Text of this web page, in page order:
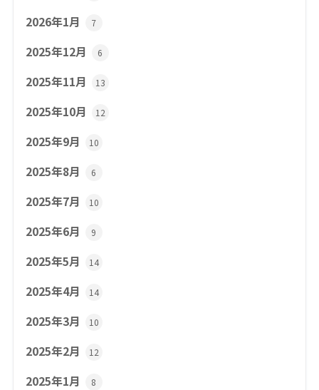
2026年1月 7
2025年12月 6
2025年11月 13
2025年10月 12
2025年9月 10
2025年8月 6
2025年7月 10
2025年6月 9
2025年5月 14
2025年4月 14
2025年3月 10
2025年2月 12
2025年1月 8